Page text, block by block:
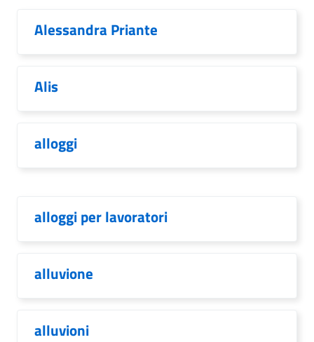
Alessandra Priante
Alis
alloggi
alloggi per lavoratori
alluvione
alluvioni